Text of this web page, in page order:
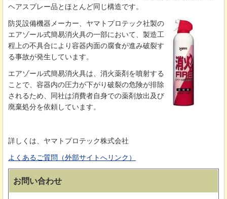
ヘアスプレー品とほとんど同じ構造です。
防災設備機器メーカー、ヤマトプロテック社製の
エアゾール式簡易消火具の一部において、製造工
程上の不具合により容器内面の腐食が進み破裂す
る事故が発生しています。
エアゾール式簡易消火具は、消火薬剤を噴射する
ことで、容器内の圧力が下がり破裂の危険が排除
されるため、同社は消費者自身での薬剤放出及び
廃棄処分を依頼しています。
詳しくは、ヤマトプロテック株式会社
よくあるご質問（外部サイトへリンク）
お問い合わせ